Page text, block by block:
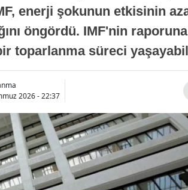
enerji şokunun etkisinin
öngördü. IMF'nin
toparlanma süreci
2026 - 22:37